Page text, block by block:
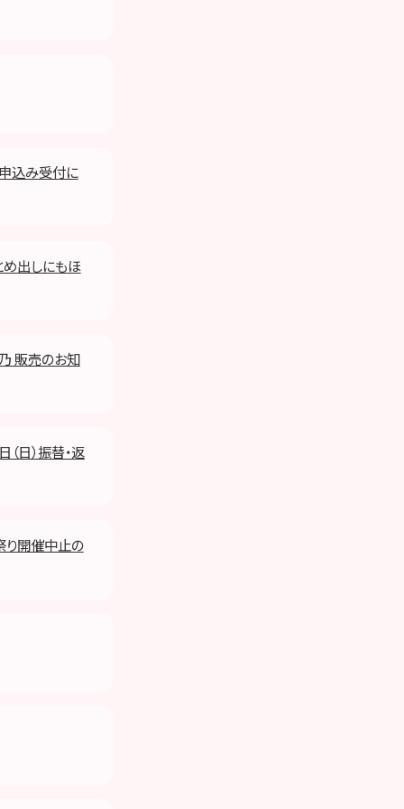
込み受付に
め出しにもほ
販売のお知
日）振替・返
り開催中止の